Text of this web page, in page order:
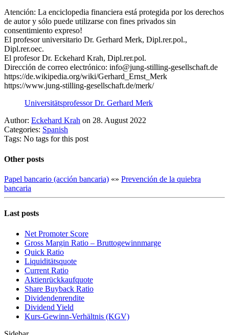
Atención: La enciclopedia financiera está protegida por los derechos
de autor y sólo puede utilizarse con fines privados sin
consentimiento expreso!
El profesor universitario Dr. Gerhard Merk, Dipl.rer.pol.,
Dipl.rer.oec.
El profesor Dr. Eckehard Krah, Dipl.rer.pol.
Dirección de correo electrónico: info@jung-stilling-gesellschaft.de
https://de.wikipedia.org/wiki/Gerhard_Ernst_Merk
https://www.jung-stilling-gesellschaft.de/merk/
Universitätsprofessor Dr. Gerhard Merk
Author: Eckehard Krah on 28. August 2022
Categories: Spanish
Tags: No tags for this post
Other posts
Papel bancario (acción bancaria) «» Prevención de la quiebra
bancaria
Last posts
Net Promoter Score
Gro ss Margin Ratio – Bruttogewinnmarge
Quic k Ratio
Liquiditätsquote
Current Ratio
Aktienrückkaufquote
Sha re Buyback Ratio
Dividendenrendite
Dividend Yield
Kurs-Gewinn-Verhältnis (KGV)